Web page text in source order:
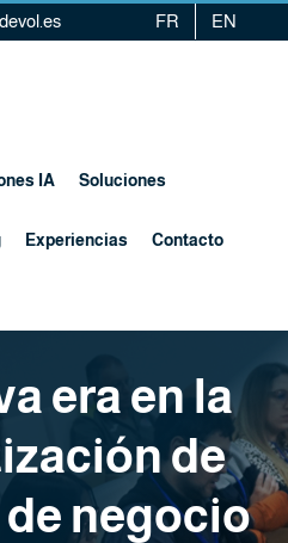
FR EN
IA Soluciones
Experiencias Contacto
era en la
de
negocio